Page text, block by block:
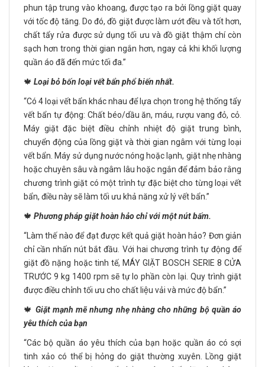
phun tập trung vào khoang, được tạo ra bởi lồng giặt quay
với tốc độ tăng. Do đó, đồ giặt được làm ướt đều và tốt hơn,
chất tẩy rửa được sử dụng tối ưu và đồ giặt thậm chí còn
sạch hơn trong thời gian ngắn hơn, ngay cả khi khối lượng
quần áo đã đến mức tối đa.”
🍁 Loại bỏ bốn loại vết bẩn phổ biến nhất.
“Có 4 loại vết bẩn khác nhau để lựa chọn trong hệ thống tẩy
vết bẩn tự động: Chất béo/dầu ăn, máu, rượu vang đỏ, cỏ.
Máy giặt đặc biệt điều chỉnh nhiệt độ giặt trung bình,
chuyển động của lồng giặt và thời gian ngâm với từng loại
vết bẩn. Máy sử dụng nước nóng hoặc lạnh, giặt nhẹ nhàng
hoặc chuyên sâu và ngâm lâu hoặc ngắn để đảm bảo rằng
chương trình giặt có một trình tự đặc biệt cho từng loại vết
bẩn, điều này sẽ làm tối ưu khả năng xử lý vết bẩn.”
🍁 Phương pháp giặt hoàn hảo chỉ với một nút bấm.
“Làm thế nào để đạt được kết quả giặt hoàn hảo? Đơn giản
chỉ cần nhấn nút bắt đầu. Với hai chương trình tự động để
giặt đồ nặng hoặc tinh tế, MÁY GIẶT BOSCH SERIE 8 CỬA
TRƯỚC 9 kg 1400 rpm sẽ tự lo phần còn lại. Quy trình giặt
được điều chỉnh tối ưu cho chất liệu vải và mức độ bẩn.”
🍁 Giặt mạnh mẽ nhưng nhẹ nhàng cho những bộ quần áo
yêu thích của bạn
“Các bộ quần áo yêu thích của bạn hoặc quần áo có sợi
tinh xảo có thể bị hỏng do giặt thường xuyên. Lồng giặt